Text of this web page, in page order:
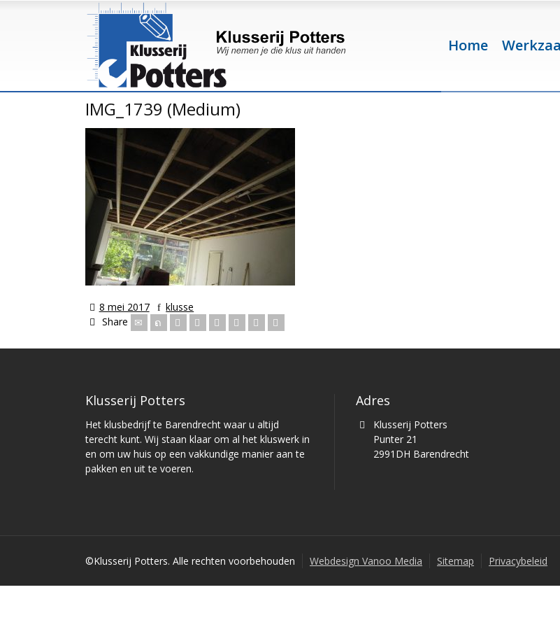
Home
IMG_1739 (Medium)
8 mei 2017
klusse
Share
Klusserij Potters
Het klusbedrijf te Barendrecht waar u altijd
terecht kunt. Wij staan klaar om al het kluswerk in
en om uw huis op een vakkundige manier aan te
pakken en uit te voeren.
Adres
Klusserij Potters
Punter 21
2991DH Barendrecht
©Klusserij Potters. Alle rechten voorbehouden Webdesign Vanoo Media Sitemap Privacybeleid